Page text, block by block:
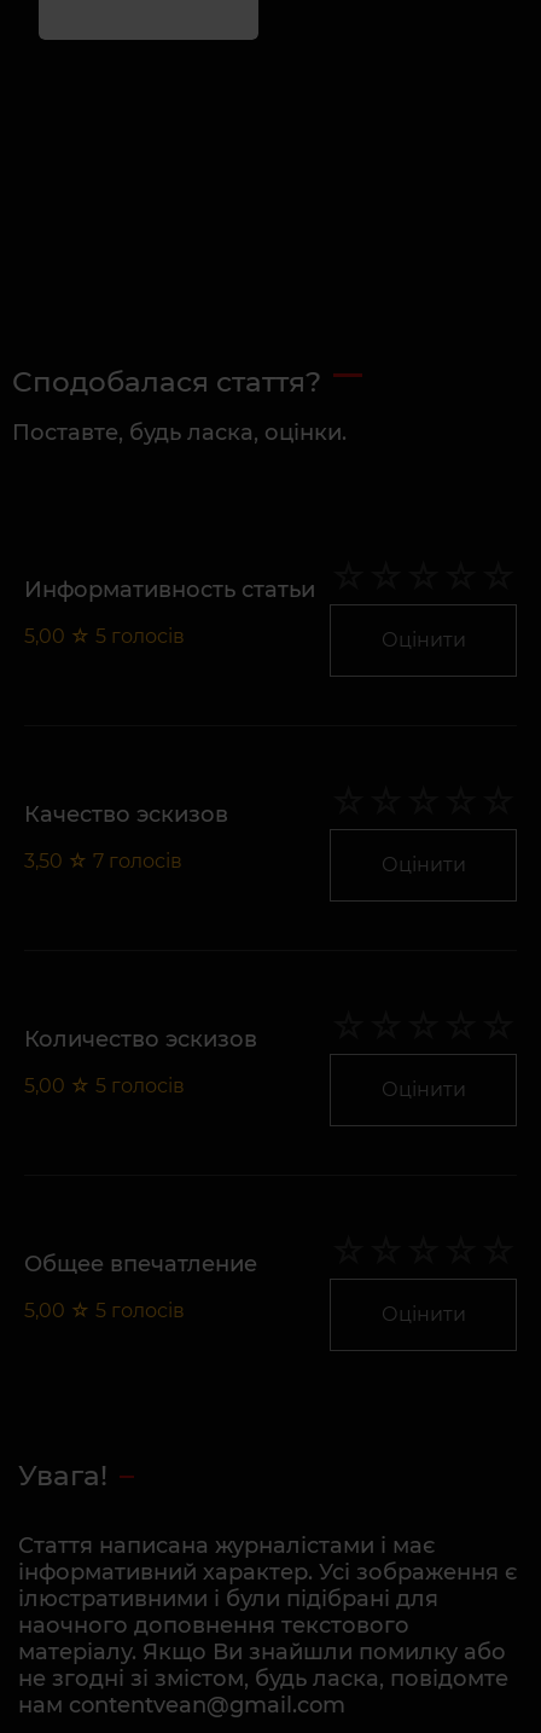
Сподобалася стаття?
Поставте, будь ласка, оцінки.
Информативность статьи
5,00 ☆ 5 голосів Оцінити
Качество эскизов
3,50 ☆ 7 голосів Оцінити
Количество эскизов
5,00 ☆ 5 голосів Оцінити
Общее впечатление
5,00 ☆ 5 голосів Оцінити
Увага!
Стаття написана журналістами і має
інформативний характер. Усі зображення є
ілюстративними і були підібрані для
наочного доповнення текстового
матеріалу. Якщо Ви знайшли помилку або
не згодні зі змістом, будь ласка, повідомте
нам contentvean@gmail.com